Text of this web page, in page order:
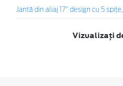
Jantă din aliaj 17" design cu 5
Vizualizați